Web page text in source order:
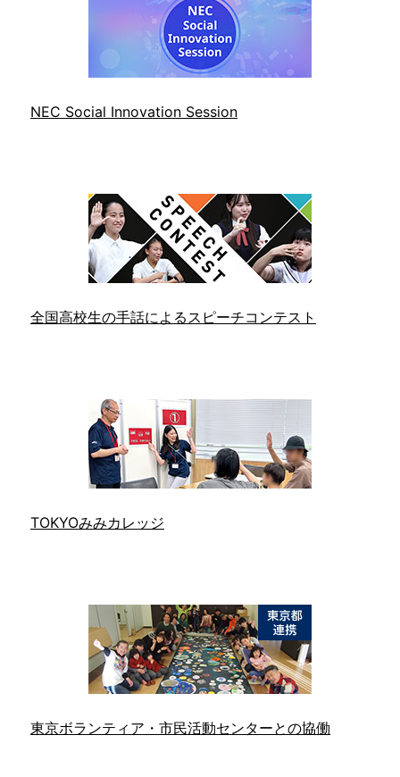
NEC Social Innovation Session
全国高校生の手話によるスピーチコンテスト
TOKYOみみカレッジ
東京ボランティア・市民活動センターとの協働